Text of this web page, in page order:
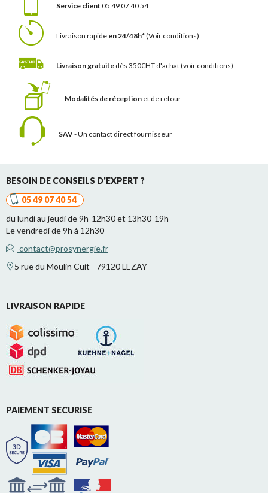
Service client 05 49 07 40 54
Livraison rapide en 24/48h*(Voir conditions)
Livraison gratuite dès 350€HT d'achat(voir conditions)
Modalités de réception et de retour
SAV- Un contact direct fournisseur
BESOIN DE CONSEILS D'EXPERT ?
05 49 07 40 54
du lundi au jeudi de 9h-12h30 et 13h30-19h
Le vendredi de 9h à 12h30
contact@prosynergie.fr
5 rue du Moulin Cuit - 79120 LEZAY
LIVRAISON RAPIDE
PAIEMENT SECURISE